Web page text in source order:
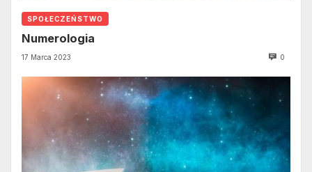
SPOŁECZEŃSTWO
Numerologia
17 Marca 2023 0